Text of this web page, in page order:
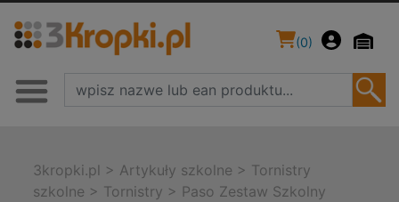
(0)
3kropki.pl > Artykuły szkolne > Tornistry
szkolne > Tornistry > Paso Zestaw Szkolny